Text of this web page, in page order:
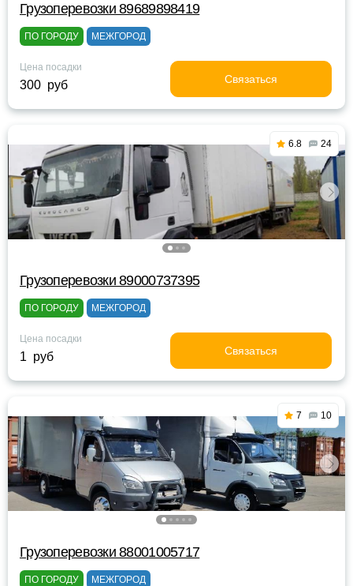
Грузоперевозки 89689898419
ПО ГОРОДУ МЕЖГОРОД
Цена посадки
300 руб Связаться
6.8 24
Грузоперевозки 89000737395
ПО ГОРОДУ МЕЖГОРОД
Цена посадки
1 руб Связаться
7 10
Грузоперевозки 88001005717
ПО ГОРОДУ МЕЖГОРОД